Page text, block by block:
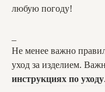
любую погоду!
Не менее важно
уход за изделием.
инструкциях по уходу.